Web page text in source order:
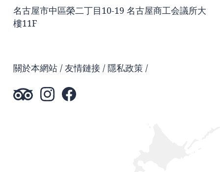
名古屋市中區榮二丁目10-19 名古屋商工会議所大
樓11F
關於本網站 友情鏈接 隱私政策